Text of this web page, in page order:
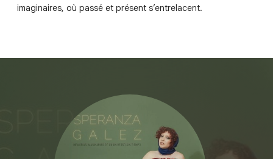
imaginaires, où passé et présent s’entrelacent.